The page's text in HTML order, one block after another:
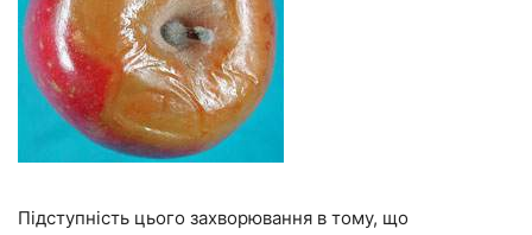
Підступність цього захворювання в тому, що